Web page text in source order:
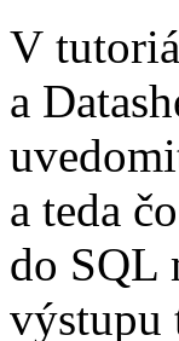
V
a
a teda
do SQL